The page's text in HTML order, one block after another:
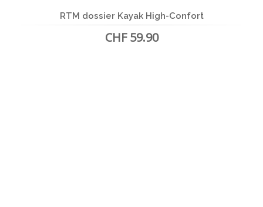
RTM dossier Kayak High-Confort
CHF 59.90